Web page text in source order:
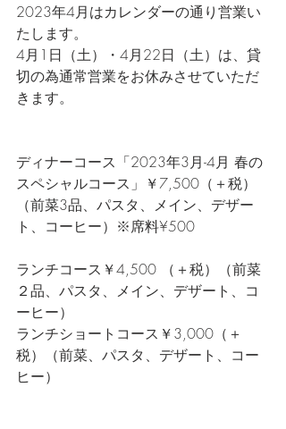
2023年4月はカレンダーの通り営業い
たします。
4月1日（土）・4月22日（土）は、貸
切の為通常営業をお休みさせていただ
きます。
ディナーコース「2023年3月-4月 春の
スペシャルコース」￥7,500（＋税）
（前菜3品、パスタ、メイン、デザー
ト、コーヒー）※席料¥500
ランチコース￥4,500 （＋税）（前菜
２品、パスタ、メイン、デザート、コ
ーヒー）
ランチショートコース￥3,000（＋
税）（前菜、パスタ、デザート、コー
ヒー）